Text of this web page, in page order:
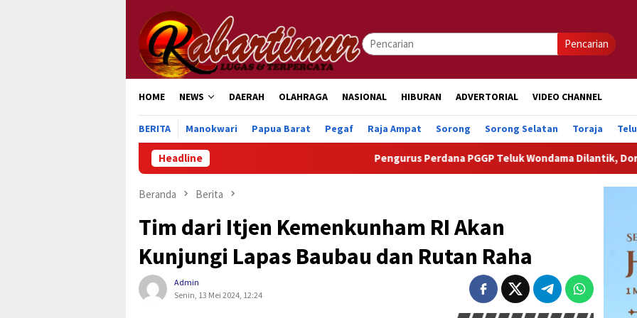
konten
Pencarian
HOME NEWS DAERAH OLAHRAGA NASIONAL HIBURAN ADVERTORIAL VIDEO CHANNEL
BERITA Manokwari Papua Barat Pegaf Raja Ampat Sorong Sorong Selatan Toraja
Headline Pengurus Perdana PGGP Teluk Wondama Dilantik, Dorong Perhatian
Beranda Berita
Tim dari Itjen Kemenkunham RI Akan
Kunjungi Lapas Baubau dan Rutan Raha
Admin
Senin, 13 Mei 2024, 12:24